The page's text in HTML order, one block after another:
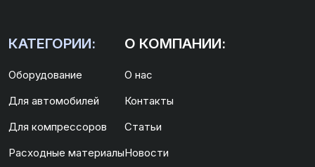
КАТЕГОРИИ:
Оборудование
Для автомобилей
Для компрессоров
Расходные материалы
О КОМПАНИИ:
О нас
Контакты
Статьи
Новости